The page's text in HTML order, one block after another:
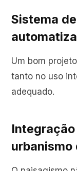
Sistema
Um bom
tanto no uso
adequado.
urbanismo